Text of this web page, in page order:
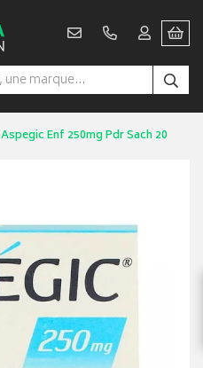
Aspegic Enf 250mg Pdr Sach 20